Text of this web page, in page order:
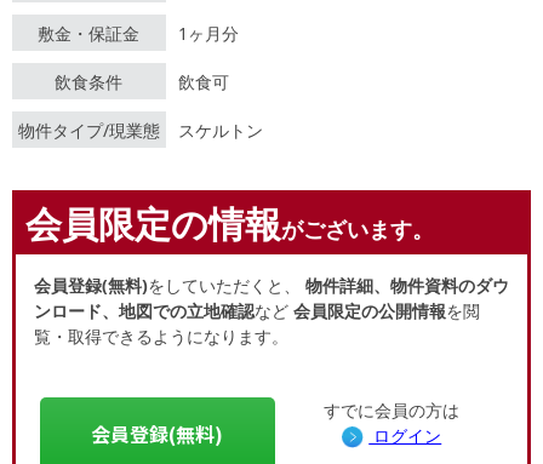
敷金・保証金 1ヶ月分
飲食条件 飲食可
物件タイプ/現業態 スケルトン
会員限定の情報がございます。
会員登録(無料)をしていただくと、 物件詳細、物件資料のダウ
ンロード、地図での立地確認など 会員限定の公開情報を閲
覧・取得できるようになります。
会員登録(無料)
すでに会員の方は
ログイン